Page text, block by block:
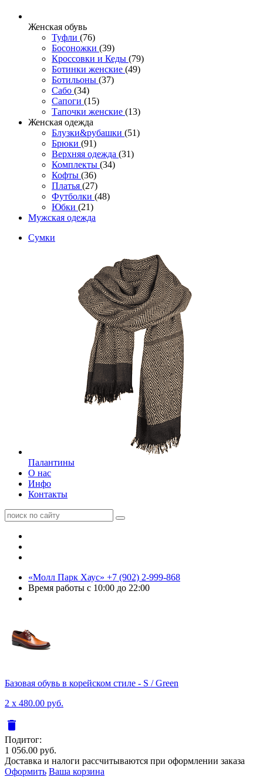
Женcкая обувь
Туфли (76)
Босоножки (39)
Кроссовки и Кеды (79)
Ботинки женские (49)
Ботильоны (37)
Сабо (34)
Сапоги (15)
Тапочки женские (13)
Женская одежда
Блузки&рубашки (51)
Брюки (91)
Верхняя одежда (31)
Комплекты (34)
Кофты (36)
Платья (27)
Футболки (48)
Юбки (21)
Мужская одежда
Сумки
Палантины
О нас
Инфо
Контакты
«Молл Парк Хаус» +7 (902) 2-999-868
Время работы с 10:00 до 22:00
Базовая обувь в корейском стиле - S / Green
2 x 480.00 руб.
delete
Подитог:
1 056.00 руб.
Доставка и налоги рассчитываются при оформлении заказа
Оформить Ваша корзина